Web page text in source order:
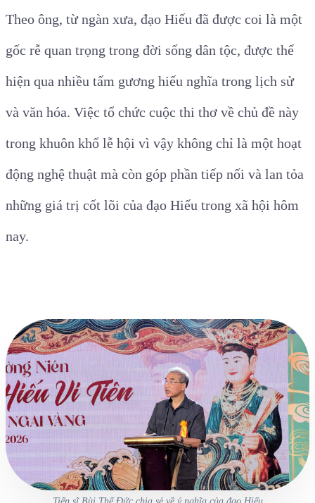
Theo ông, từ ngàn xưa, đạo Hiếu đã được coi là một
gốc rễ quan trọng trong đời sống dân tộc, được thể
hiện qua nhiều tấm gương hiếu nghĩa trong lịch sử
và văn hóa. Việc tổ chức cuộc thi thơ về chủ đề này
trong khuôn khổ lễ hội vì vậy không chỉ là một hoạt
động nghệ thuật mà còn góp phần tiếp nối và lan tỏa
những giá trị cốt lõi của đạo Hiếu trong xã hội hôm
nay.